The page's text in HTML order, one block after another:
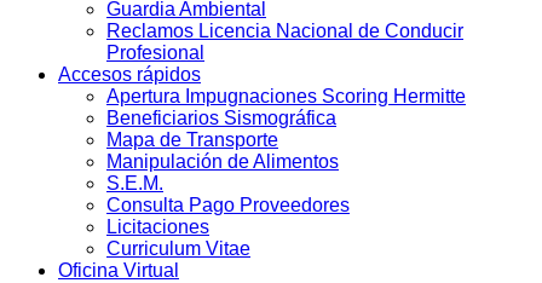
Guardia Ambiental
Reclamos Licencia Nacional de Conducir
Profesional
Accesos rápidos
Apertura Impugnaciones Scoring Hermitte
Beneficiarios Sismográfica
Mapa de Transporte
Manipulación de Alimentos
S.E.M.
Consulta Pago Proveedores
Licitaciones
Curriculum Vitae
Oficina Virtual